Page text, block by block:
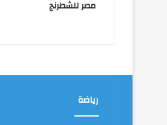
مصر للشطرنج
رياضة